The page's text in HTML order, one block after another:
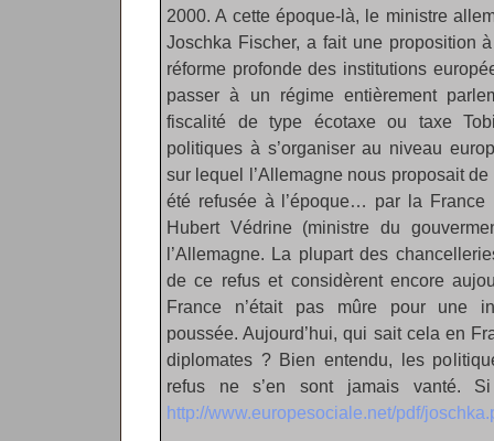
2000. A cette époque-là, le ministre
Joschka Fischer, a fait une proposition
réforme profonde des institutions
passer à un régime entièrement
fiscalité de type écotaxe ou taxe
politiques à s’organiser au niveau
sur lequel l’Allemagne nous proposait
été refusée à l’époque… par la France
Hubert Védrine (ministre du
l’Allemagne. La plupart des
de ce refus et considèrent encore
France n’était pas mûre pour une
poussée. Aujourd’hui, qui sait cela en
diplomates ? Bien entendu, les
refus ne s’en sont jamais vanté.
http://www.europesociale.net/pdf/